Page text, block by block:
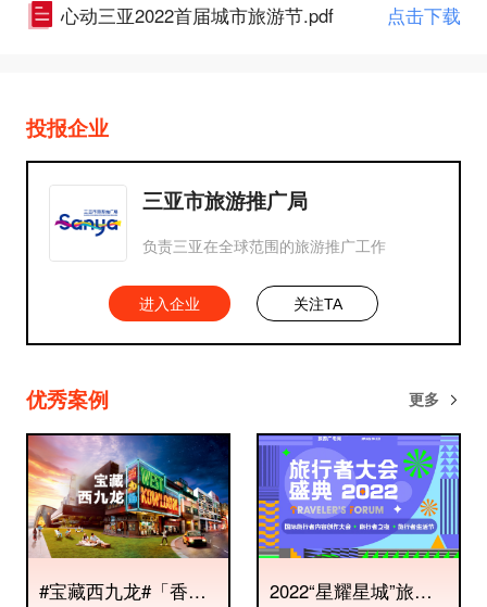
心动三亚2022首届城市旅游节.pdf 点击下载
投报企业
三亚市旅游推广局
负责三亚在全球范围的旅游推广工作
进入企业 关注TA
优秀案例 更多
#宝藏西九龙#「香港·
2022“星耀星城”旅行